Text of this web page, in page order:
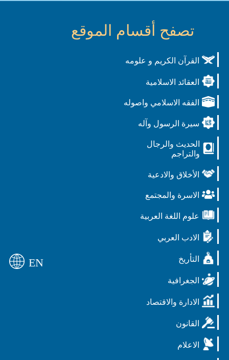
تصفح أقسام الموقع
القرآن الكريم و علومه
العقائد الاسلامية
الفقه الاسلامي واصوله
سيرة الرسول وآله
الحديث والرجال
والتراجم
الأخلاق والادعية
الاسرة والمجتمع
علوم اللغة العربية
الادب العربي
التأريخ
الجغرافية
الادارة والاقتصاد
القانون
الاعلام
EN